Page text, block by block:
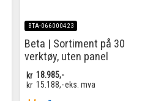
BTA-066000423
Beta | Sortiment på 30
verktøy, uten panel
kr 18.985,-
kr 15.188,-eks. mva